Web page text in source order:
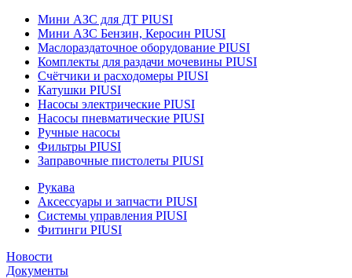
Мини АЗС для ДТ PIUSI
Мини АЗС Бензин, Керосин PIUSI
Маслораздаточное оборудование PIUSI
Комплекты для раздачи мочевины PIUSI
Счётчики и расходомеры PIUSI
Катушки PIUSI
Насосы электрические PIUSI
Насосы пневматические PIUSI
Ручные насосы
Фильтры PIUSI
Заправочные пистолеты PIUSI
Рукава
Аксессуары и запчасти PIUSI
Системы управления PIUSI
Фитинги PIUSI
Новости
Документы